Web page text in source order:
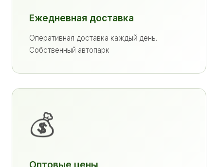
Ежедневная доставка
Оперативная доставка каждый день.
Собственный автопарк
💰
Оптовые цены